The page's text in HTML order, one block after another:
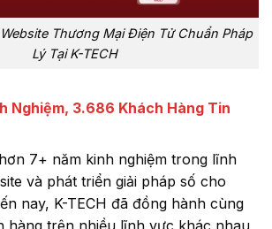
Thương Mại Điện Tử Chuẩn Pháp
Lý Tại K-TECH
Nghiệm, 3.686 Khách Hàng Tin
7+ năm kinh nghiệm trong lĩnh
và phát triển giải pháp số cho
nay, K-TECH đã đồng hành cùng
hàng trên nhiều lĩnh vực khác nhau,